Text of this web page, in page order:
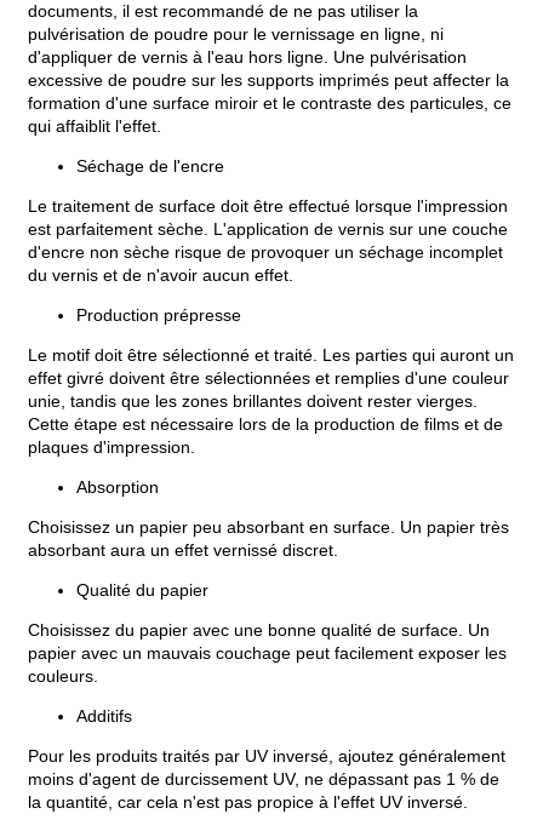
documents, il est recommandé de ne pas utiliser la
pulvérisation de poudre pour le vernissage en ligne, ni
d'appliquer de vernis à l'eau hors ligne. Une pulvérisation
excessive de poudre sur les supports imprimés peut affecter la
formation d'une surface miroir et le contraste des particules, ce
qui affaiblit l'effet.
Séchage de l'encre
Le traitement de surface doit être effectué lorsque l'impression
est parfaitement sèche. L'application de vernis sur une couche
d'encre non sèche risque de provoquer un séchage incomplet
du vernis et de n'avoir aucun effet.
Production prépresse
Le motif doit être sélectionné et traité. Les parties qui auront un
effet givré doivent être sélectionnées et remplies d'une couleur
unie, tandis que les zones brillantes doivent rester vierges.
Cette étape est nécessaire lors de la production de films et de
plaques d'impression.
Absorption
Choisissez un papier peu absorbant en surface. Un papier très
absorbant aura un effet vernissé discret.
Qualité du papier
Choisissez du papier avec une bonne qualité de surface. Un
papier avec un mauvais couchage peut facilement exposer les
couleurs.
Additifs
Pour les produits traités par UV inversé, ajoutez généralement
moins d'agent de durcissement UV, ne dépassant pas 1 % de
la quantité, car cela n'est pas propice à l'effet UV inversé.